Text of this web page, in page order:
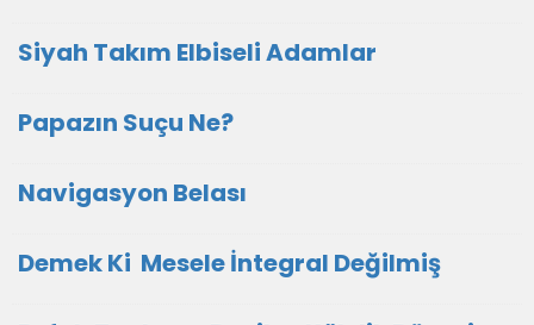
Siyah Takım Elbiseli Adamlar
Papazın Suçu Ne?
Navigasyon Belası
Demek Ki Mesele İntegral Değilmiş